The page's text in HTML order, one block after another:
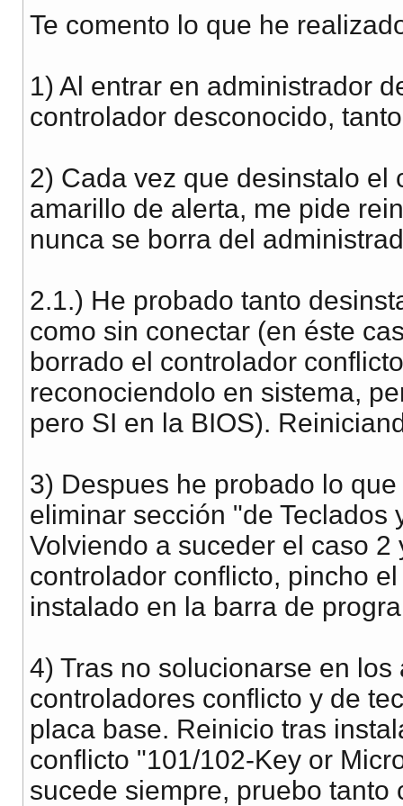
Te comento lo que he
1) Al entrar en administrador
controlador desconocido,
2) Cada vez que desinstalo el
amarillo de alerta, me pide
nunca se borra del
2.1.) He probado tanto
como sin conectar (en éste
borrado el controlador
reconociendolo en sistema,
pero SI en la BIOS).
3) Despues he probado lo
eliminar sección "de Teclados
Volviendo a suceder el caso
controlador conflicto, pincho
instalado en la barra de
4) Tras no solucionarse en
controladores conflicto y de
placa base. Reinicio tras
conflicto "101/102-Key or
sucede siempre, pruebo